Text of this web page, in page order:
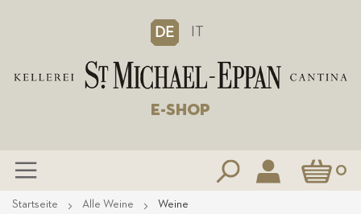
DE IT
E-SHOP
Mein 0
Zum
Startseite Alle Weine Weine